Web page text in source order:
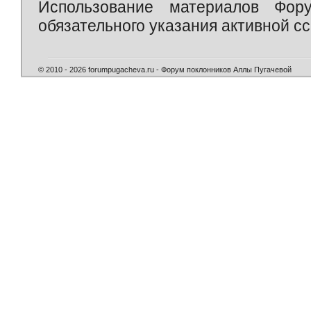
Использование материалов
обязательного указания активной
© 2010 - 2026 forumpugacheva.ru - Форум поклонников Аллы Пугачевой